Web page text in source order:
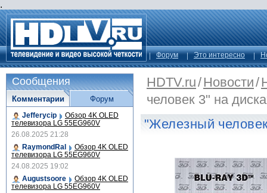
.
Форум Это интересно
HDTV.ru/Новости/
человек 3" на
"Железный
Сообщения
Комментарии
Jefferycip Обзор 4K OLED
телевизора LG 55EG960V
26.08.2025 21:28
RaymondRal
Обзор 4K OLED
телевизора LG 55EG960V
24.08.2025 19:02
Augustsoore
Обзор 4K OLED
телевизора LG 55EG960V
Форум